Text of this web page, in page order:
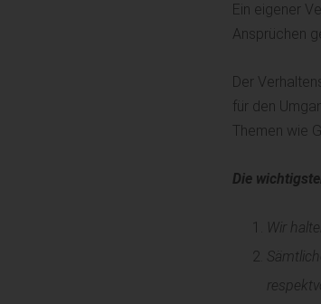
Ein eigener
Ansprüchen
Der
für den
Themen wie
Die
Wir